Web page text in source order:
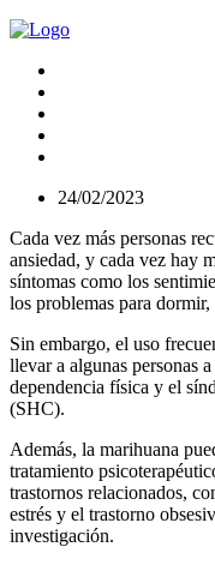
24/02/2023
Cada vez más personas
ansiedad, y cada vez hay
síntomas como los
los problemas para
Sin embargo, el uso
llevar a algunas personas
dependencia física y el
(SHC).
Además, la marihuana
tratamiento
trastornos relacionados,
estrés y el trastorno
investigación.